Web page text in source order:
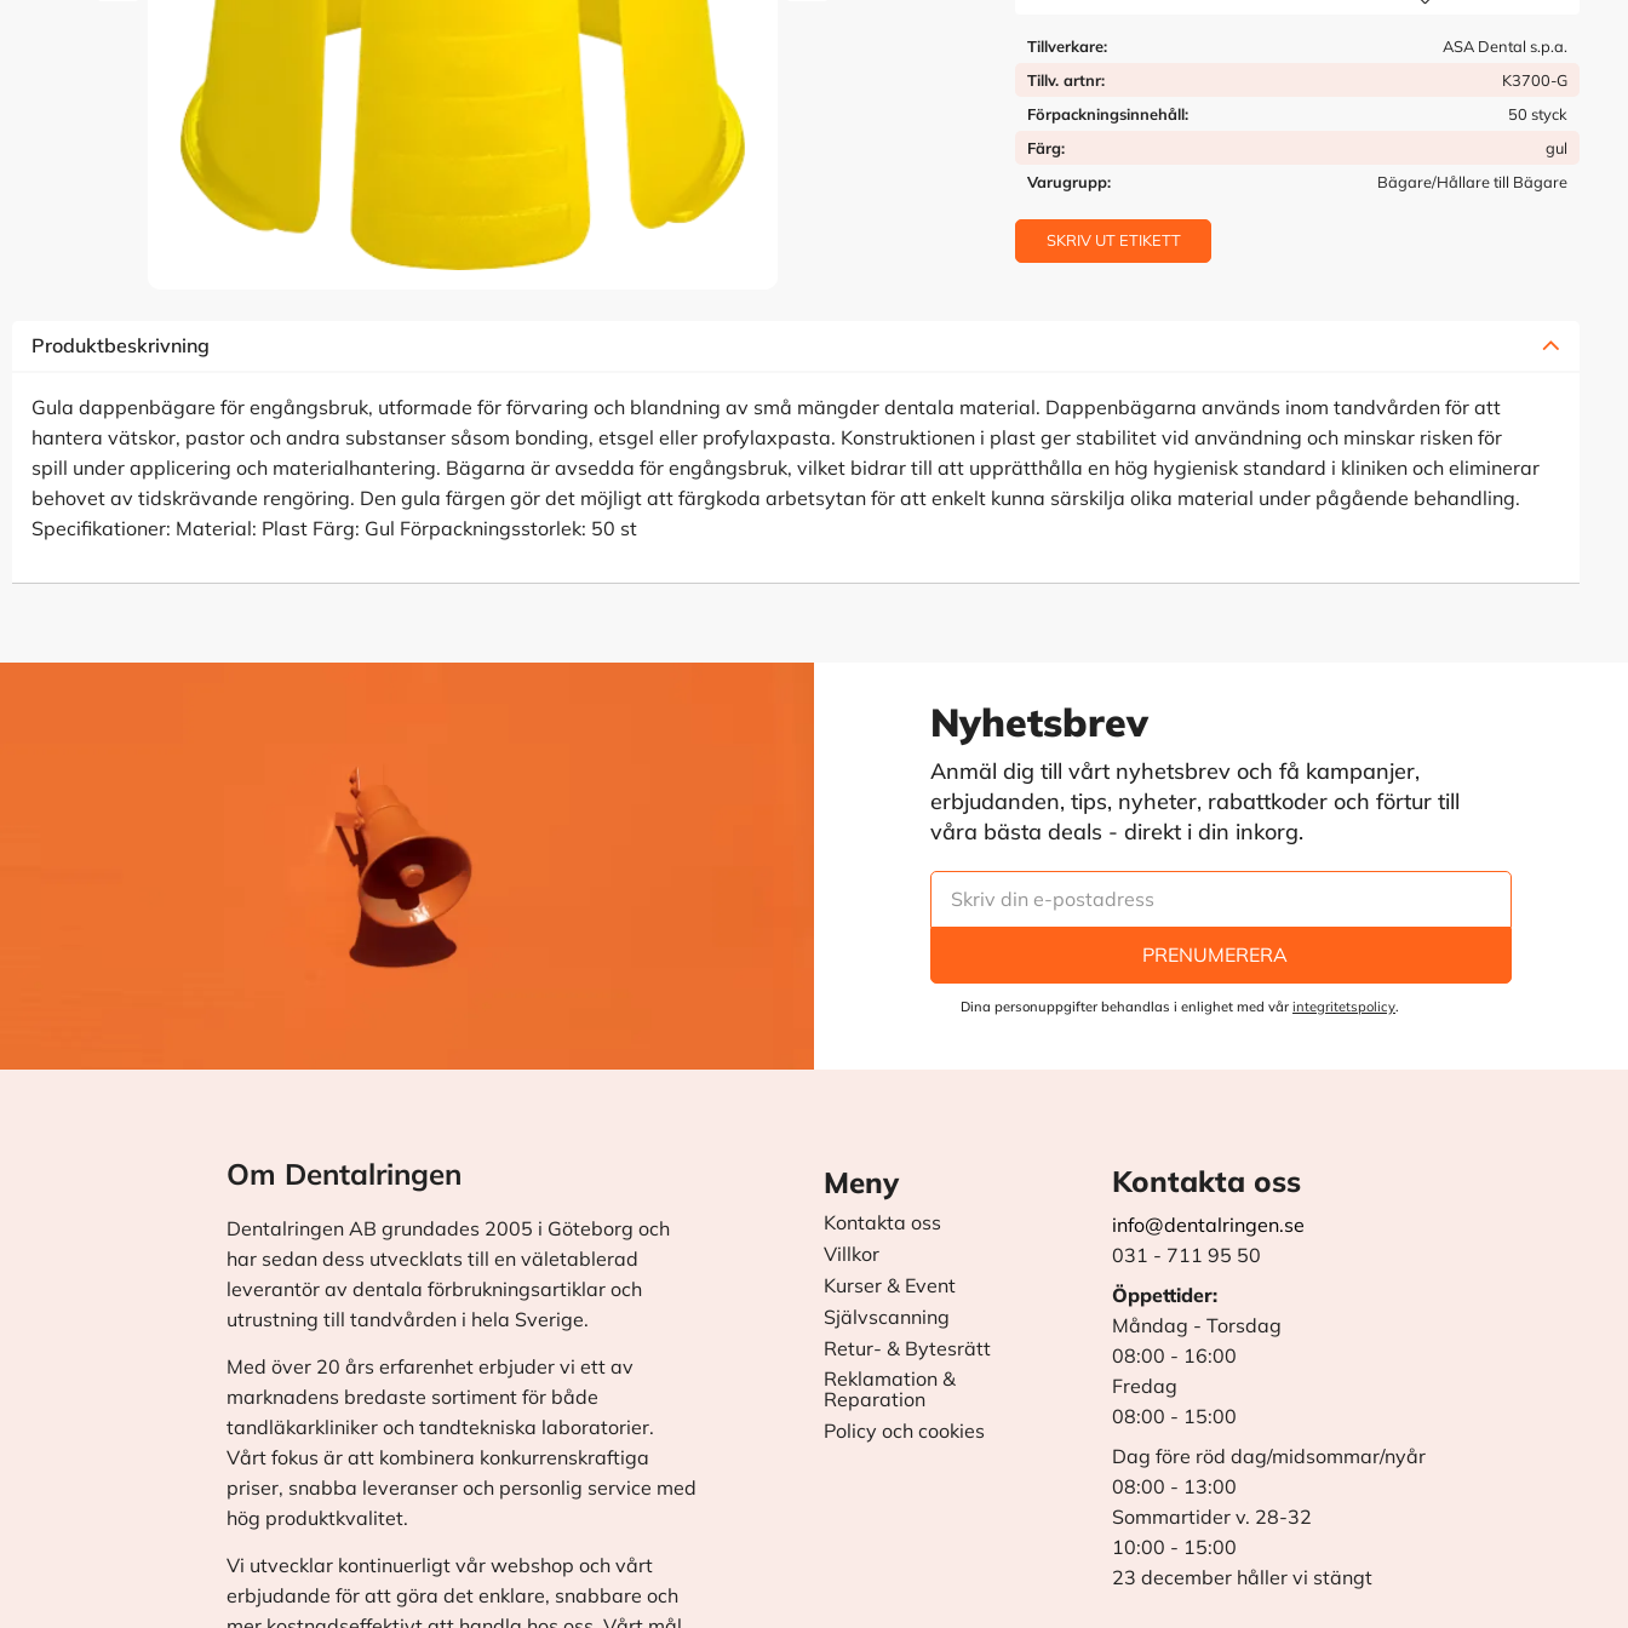
Tillverkare
ASA Dental s.p.a.
Tillv. artnr
K3700-G
Förpackningsinnehåll
50 styck
Färg
gul
Varugrupp
Bägare/Hållare till Bägare
SKRIV UT ETIKETT
Produktbeskrivning
Gula dappenbägare för engångsbruk, utformade för förvaring och blandning av små mängder dentala material. Dappenbägarna används inom tandvården för att
hantera vätskor, pastor och andra substanser såsom bonding, etsgel eller profylaxpasta. Konstruktionen i plast ger stabilitet vid användning och minskar risken för
spill under applicering och materialhantering. Bägarna är avsedda för engångsbruk, vilket bidrar till att upprätthålla en hög hygienisk standard i kliniken och eliminerar
behovet av tidskrävande rengöring. Den gula färgen gör det möjligt att färgkoda arbetsytan för att enkelt kunna särskilja olika material under pågående behandling.
Specifikationer: Material: Plast Färg: Gul Förpackningsstorlek: 50 st
Nyhetsbrev
Anmäl dig till vårt nyhetsbrev och få kampanjer,
erbjudanden, tips, nyheter, rabattkoder och förtur till
våra bästa deals - direkt i din inkorg.
PRENUMERERA
Dina personuppgifter behandlas i enlighet med vår integritetspolicy.
Om Dentalringen
Dentalringen AB grundades 2005 i Göteborg och
har sedan dess utvecklats till en väletablerad
leverantör av dentala förbrukningsartiklar och
utrustning till tandvården i hela Sverige.
Med över 20 års erfarenhet erbjuder vi ett av
marknadens bredaste sortiment för både
tandläkarkliniker och tandtekniska laboratorier.
Vårt fokus är att kombinera konkurrenskraftiga
priser, snabba leveranser och personlig service med
hög produktkvalitet.
Vi utvecklar kontinuerligt vår webshop och vårt
erbjudande för att göra det enklare, snabbare och
Meny
Kontakta oss
Villkor
Kurser & Event
Självscanning
Retur- & Bytesrätt
Reklamation &
Reparation
Policy och cookies
Kontakta oss
info@dentalringen.se
031 - 711 95 50
Öppettider:
Måndag - Torsdag
08:00 - 16:00
Fredag
08:00 - 15:00
Dag före röd dag/midsommar/nyår
08:00 - 13:00
Sommartider v. 28-32
10:00 - 15:00
23 december håller vi stängt